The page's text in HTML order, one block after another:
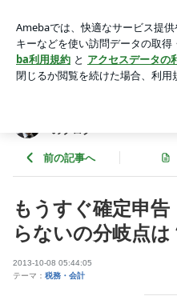
古屋の若手税理士★伊藤誠悟
アプリをダウンロードして ブロ
ょう。
のブログ
前の記事へ
もうすぐ確定申
らないの分岐点は
2013-10-08 05:44:05
テーマ： 税務・会計